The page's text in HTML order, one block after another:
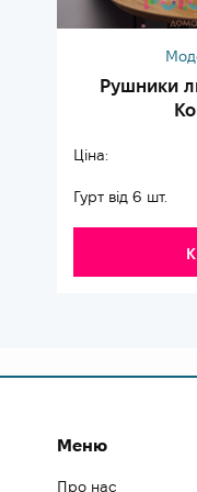
Рушники
Ціна:
Гурт від 6 шт.
Меню
Про нас